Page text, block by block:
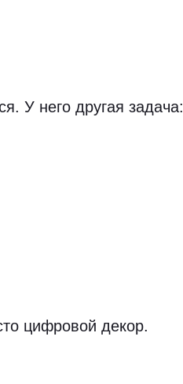
У него другая задача:
цифровой декор.